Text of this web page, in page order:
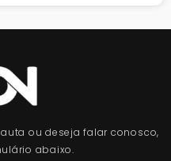
ou deseja falar conosco,
abaixo.